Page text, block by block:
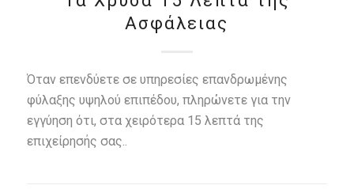
Ασφάλειας
Όταν επενδύετε σε υπηρεσίες επανδρωμένης
φύλαξης υψηλού επιπέδου, πληρώνετε για την
εγγύηση ότι, στα χειρότερα 15 λεπτά της
επιχείρησής σας..